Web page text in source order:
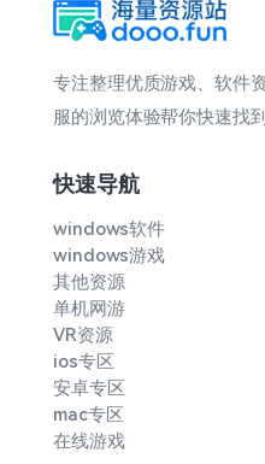
专注整理优质游戏、软件
服的浏览体验帮你快速找
快速导航
windows软件
windows游戏
其他资源
单机网游
VR资源
ios专区
安卓专区
mac专区
在线游戏